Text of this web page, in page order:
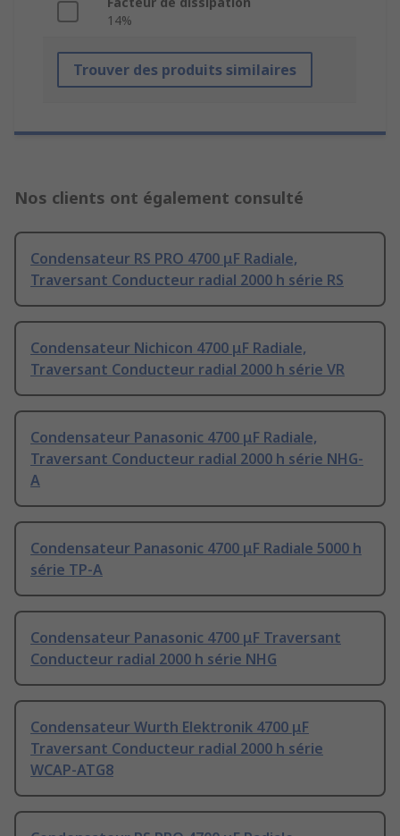
14%
Trouver des produits similaires
Nos clients ont également consulté
Condensateur RS PRO 4700 μF Radiale,
Traversant Conducteur radial 2000 h série RS
Condensateur Nichicon 4700 μF Radiale,
Traversant Conducteur radial 2000 h série VR
Condensateur Panasonic 4700 μF Radiale,
Traversant Conducteur radial 2000 h série NHG-
A
Condensateur Panasonic 4700 μF Radiale 5000 h
série TP-A
Condensateur Panasonic 4700 μF Traversant
Conducteur radial 2000 h série NHG
Condensateur Wurth Elektronik 4700 μF
Traversant Conducteur radial 2000 h série
WCAP-ATG8